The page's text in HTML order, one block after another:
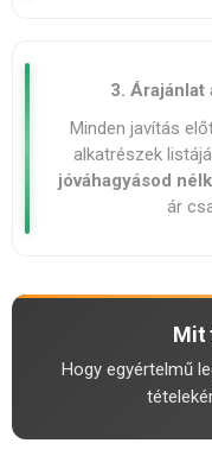
3. Árajánlat
Minden javítás
alkatrészek
jóváhagyásod
ár
Mit
Hogy egyértelmű